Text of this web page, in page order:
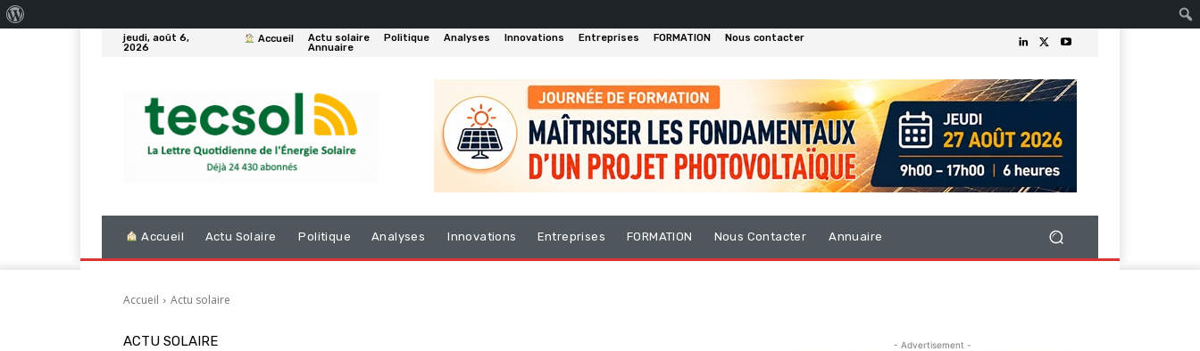
jeudi, août 6,
2026
Accueil Actu solaire Politique Analyses Innovations Entreprises FORMATION
Nous contacter
Annuaire
Accueil Actu Solaire Politique Analyses Innovations Entreprises FORMATION Nous Contacter Annuaire
Accueil Actu solaire
ACTU SOLAIRE - Advertisement -